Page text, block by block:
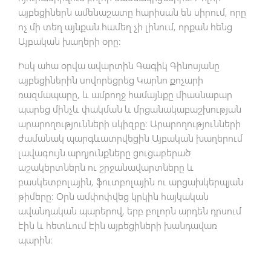
այբեցիներն ամենաշատը հարիսան են սիրում, որը
ոչ մի տեղ այնքան համեղ չի լինում, որքան հենց
Այբական խաղերի օրը:
Իսկ ահա օրվա ավարտին Գագիկ Գինոսյանը
այբեցիներին սովորեցրեց Կարնո քոչարի
ռազմապարը, և ամբողջ համայնքը միասնաբար
պարեց մինչև փակման և մրցանակաբաշխության
արարողությունների սկիզբը: Արարողությունների
ժամանակ պարգևատրվեցին Այբական խաղերում
լավագույն արդյունքները ցուցաբերած
աշակերտներն ու շրջանավարտները և
բասկետբոլային, ֆուտբոլային ու արցախկերպյան
թիմերը: Օրն ամփոփվեց կրկին հայկական
ավանդական պարերով, երբ բոլորն արդեն դրսում
էին և հետևում էին այբեցիների խանդավառ
պարին: